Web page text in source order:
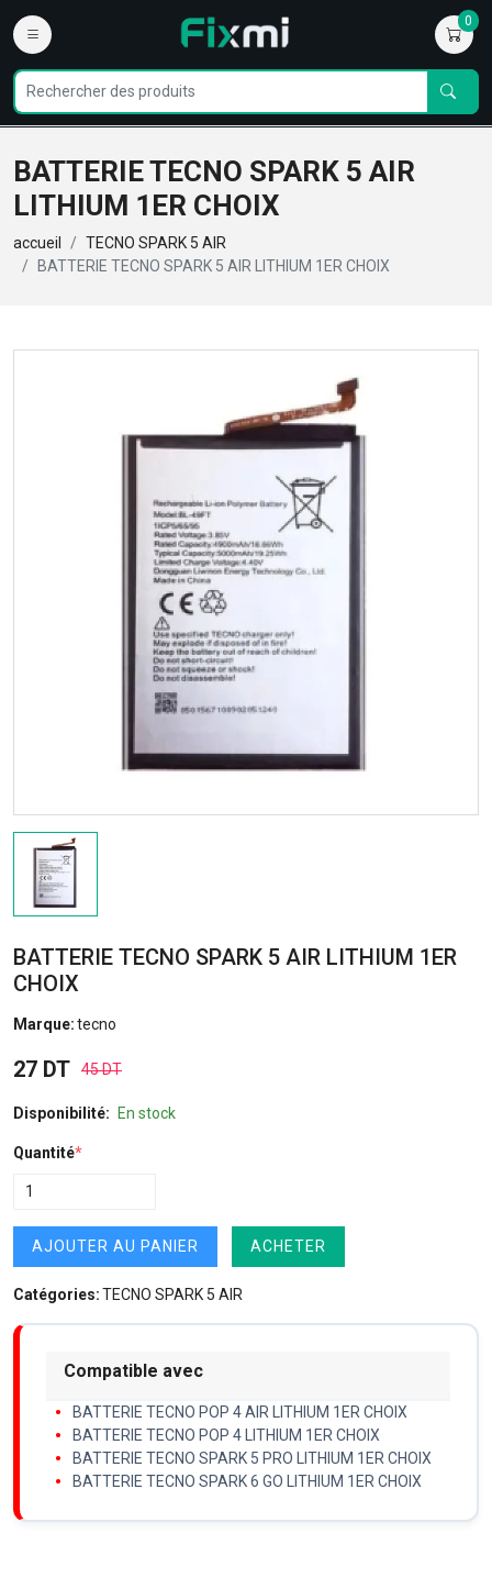
0
BATTERIE TECNO SPARK 5 AIR
LITHIUM 1ER CHOIX
accueil
TECNO SPARK 5 AIR
BATTERIE TECNO SPARK 5 AIR LITHIUM 1ER CHOIX
BATTERIE TECNO SPARK 5 AIR LITHIUM 1ER
CHOIX
Marque:tecno
27 DT 45 DT
Disponibilité: En stock
Quantité*
AJOUTER AU PANIER ACHETER
Catégories:TECNO SPARK 5 AIR
Compatible avec
BATTERIE TECNO POP 4 AIR LITHIUM 1ER CHOIX
BATTERIE TECNO POP 4 LITHIUM 1ER CHOIX
BATTERIE TECNO SPARK 5 PRO LITHIUM 1ER CHOIX
BATTERIE TECNO SPARK 6 GO LITHIUM 1ER CHOIX